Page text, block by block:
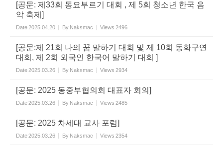
[공문: 제33회 동요부르기 대회 , 제 5회 청소년 한국 음
악 축제]
Date2025.04.20 By Naksmac Views 2496
[공문:제 21회 나의 꿈 말하기 대회 및 제 10회 동화구연
대회, 제 2회 외국인 한국어 말하기 대회 ]
Date2025.03.26 By Naksmac Views 2934
[공문: 2025 동중부협의회 대표자 회의]
Date2025.03.26 By Naksmac Views 2485
[공문: 2025 차세대 교사 포럼]
Date2025.03.26 By Naksmac Views 2354